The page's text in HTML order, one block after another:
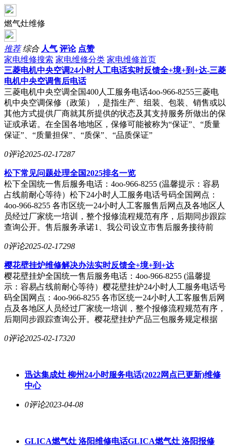
燃气灶维修
推荐 综合 人气 评论 点赞
家电维修搜索 家电维修分类 家电维修首页
三菱电机中央空调24小时人工电话实时反馈全+境+到+达-三菱
电机中央空调售后电话
三菱电机中央空调全国400人工服务电话4oo-966-8255三菱电
机中央空调保修（政策），是指生产、组装、包装、销售或以
其他方式提供厂商就其所提供的状态及其支持服务所做出的保
证或承诺。在全国各地地区，保修可能被称为“保证”、“质量
保证”、“质量担保”、“质保”、“品质保证”
0评论2025-02-17287
松下常见问题处理全国2025排名一览
松下全国统一售后服务电话：4oo-966-8255 (温馨提示：容易
占线前耐心等待）松下24小时人工服务电话号码全国网点：
4oo-966-8255 各市区统一24小时人工客服售后网点及各地区人
员经过厂家统一培训，整个报修流程规范有序，后期同步跟踪
查询公开。售后服务承诺1、我公司设立市售后服务接待前
0评论2025-02-17298
樱花壁挂炉维修解决办法实时反馈全+境+到+达
樱花壁挂炉全国统一售后服务电话：4oo-966-8255 (温馨提
示：容易占线前耐心等待）樱花壁挂炉24小时人工服务电话号
码全国网点：4oo-966-8255 各市区统一24小时人工客服售后网
点及各地区人员经过厂家统一培训，整个报修流程规范有序，
后期同步跟踪查询公开。樱花壁挂炉产品三包服务规定根据
0评论2025-02-17320
迅达集成灶 柳州24小时服务电话(2022网点已更新)维修
中心
0评论2023-04-08
GLICA燃气灶 洛阳维修电话GLICA燃气灶 洛阳报修